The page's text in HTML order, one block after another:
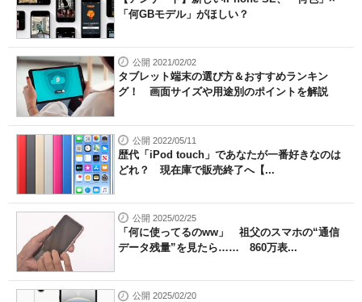
「何GBモデル」がほしい？
公開 2021/02/02
タブレット端末の選び方＆おすすめランキン
グ！ 画面サイズや用途別のポイントを解説
公開 2022/05/11
歴代「iPod touch」であなたが一番好きなのは
どれ？ 現在庫で販売終了へ【...
公開 2025/02/25
「何に使ってるのww」 祖父のスマホの“通信
データ残量”を見たら…… 860万表...
公開 2025/02/20